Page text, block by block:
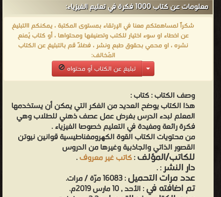
معلومات عن كتاب 1000 فكرة في تعليم الفيزياء:
شكراً لمساهمتكم معنا في الإرتقاء بمستوى المكتبة ، يمكنكم االتبليغ
عن اخطاء او سوء اختيار للكتب وتصنيفها ومحتواها ، أو كتاب يُمنع
نشره ، او محمي بحقوق طبع ونشر ، فضلاً قم بالتبليغ عن الكتاب
المُخالف:
تبليغ عن الكتاب أو محتواه
وصف الكتاب :كتاب :
هذا الكتاب يوضح العديد من الفكر التي يمكن أن يستخدمها
المعلم لبدء الدرس بغرض عمل عصف ذهني للطلاب وهي
فكرة رائعة ومفيدة في التعليم خصوصا الفيزياء .
من محتويات الكتاب القوة الكھرومغناطیسیة قوانين نيوتن
القصور الذاتي والجاذبية وغيرها من الدروس
للكاتب/المؤلف:كاتب غير معروف.
دار النشر:
.
عدد مرات التحميل: 16083 مرّة / مرات.
تم اضافته في: الأحد , 10 مارس 2019م.